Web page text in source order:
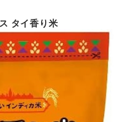
タイ香り米